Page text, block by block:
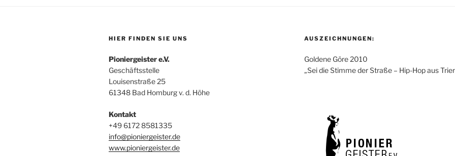
HIER FINDEN SIE UNS
Pioniergeister e.V.
Geschäftsstelle
Louisenstraße 25
61348 Bad Homburg v. d. Höhe
Kontakt
+49 6172 8581335
info@pioniergeister.de
www.pioniergeister.de
AUSZEICHNUNGEN:
Goldene Göre 2010
„Sei die Stimme der Straße – Hip-Hop aus